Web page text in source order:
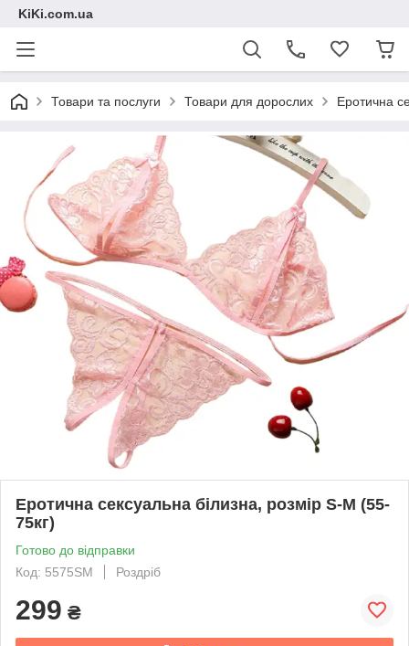
KiKi.com.ua
Товари та послуги Товари для дорослих Еротична
Еротична сексуальна білизна, розмір S-М (55-
75кг)
Готово до відправки
Код: 5575SM
Роздріб
299 ₴